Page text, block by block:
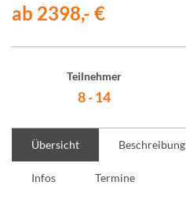
ab 2398,- €
Teilnehmer
8 - 14
Übersicht Beschreibung
Infos Termine